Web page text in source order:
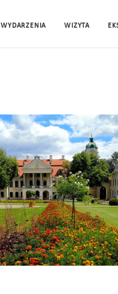
WYDARZENIA WIZYTA